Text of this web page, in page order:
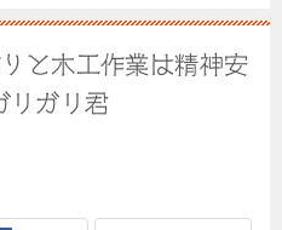
と木工作業は精神安
リガリ君